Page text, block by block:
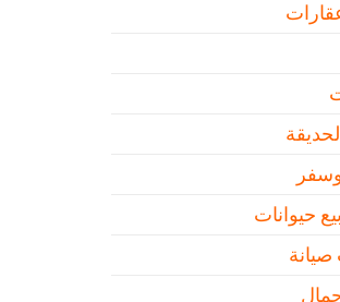
حيوانات